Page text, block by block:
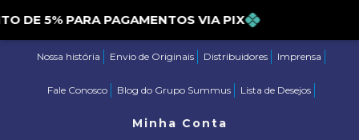
5% PARA PAGAMENTOS VIA PIX
Nossa história Envio de Originais Distribuidores Imprensa
Fale Conosco Blog do Grupo Summus Lista de Desejos
Minha Conta